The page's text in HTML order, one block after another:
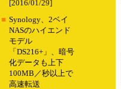
[2016/01/29]
■ Synology、2ベイ
NASのハイエンド
モデル
「DS216+」、暗号
化データも上下
100MB／秒以上で
高速転送